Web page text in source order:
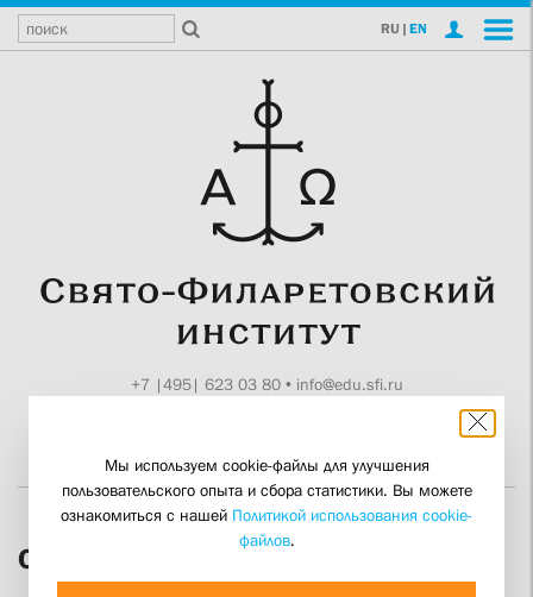
RU | EN
+7 |495| 623 03 80• info@edu.sfi.ru
СФИ сегодня
Мы используем cookie-файлы для улучшения
пользовательского опыта и сбора статистики. Вы можете
ознакомиться с нашей Политикой использования cookie-
файлов.